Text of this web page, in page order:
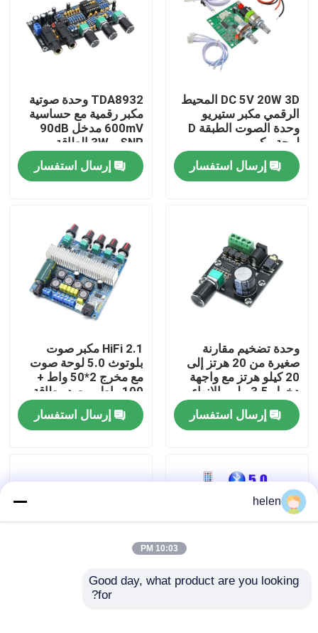
منتجات
معلومات عنا
جولة في المصنع
مراقبة الجودة
أخبار
مدونة
DC 5V 20W 3D المحيط
الرقمي مكبر ستيريو
وحدة الصوت الطبقة D
لوحة مكبر
إرسال استفسار
TDA8932 وحدة صوتية
مكبر رقمية مع حساسية
600mV مدخل 90dB
SNR و 3W الطاقة
الخارجة
إرسال استفسار
وحدة تضخيم مقارنة
صغيرة من 20 هرتز إلى
20 كيلو هرتز مع واجهة
دخول 3.5 ملم والإنهاء
الفضي
إرسال استفسار
2.1 HiFi مكبر صوت
بلوتوث 5.0 لوحة صوت
مع مخرج 2*50 واط +
100 واط ومصدر طاقة
DC12 ~ 24 فولت
إرسال استفسار
LDZS 5.1 قناة مكبر
helen
10:03 PM
Good day, what product are you looking
for?